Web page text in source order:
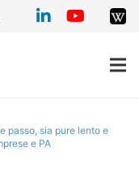
passo, sia pure lento e
e PA